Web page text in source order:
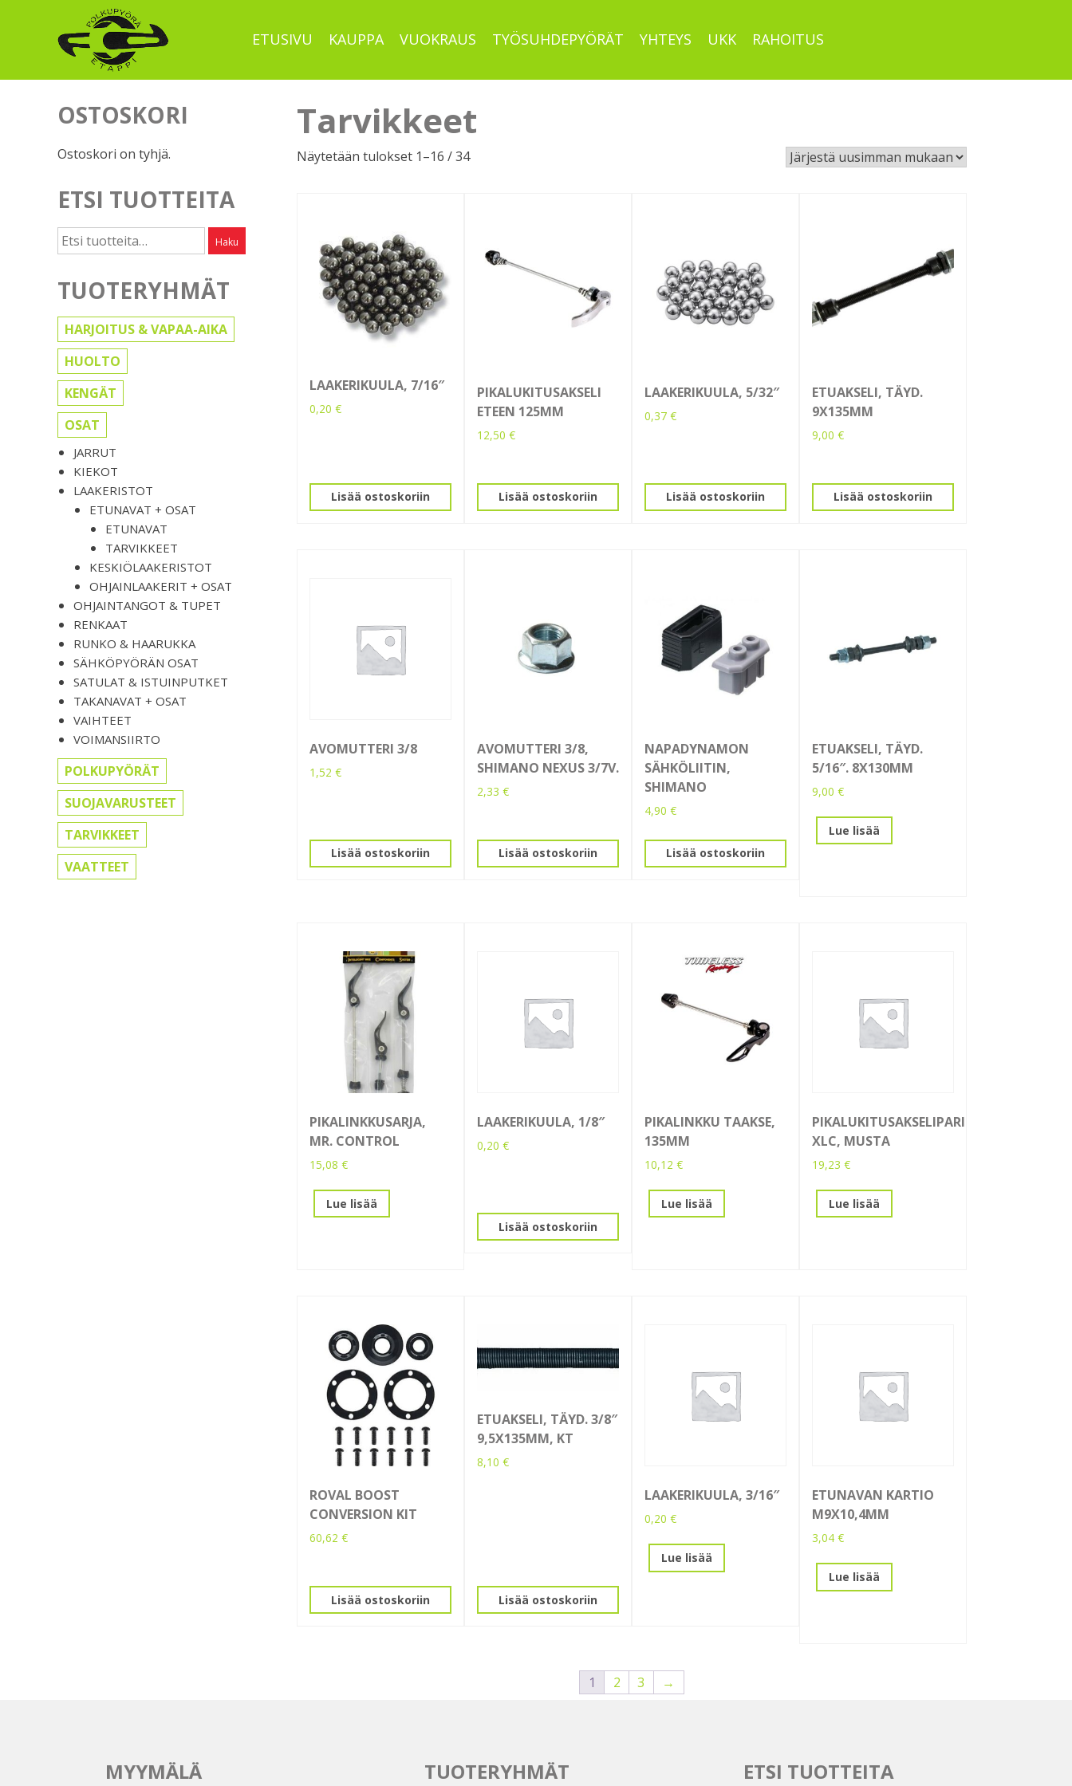
ETUSIVU KAUPPA VUOKRAUS TYÖSUHDEPYÖRÄT YHTEYS UKK RAHOITUS
OSTOSKORI
Ostoskori on tyhjä.
ETSI TUOTTEITA
Etsi: Haku
TUOTERYHMÄT
HARJOITUS & VAPAA-AIKA
HUOLTO
KENGÄT
OSAT
JARRUT
KIEKOT
LAAKERISTOT
ETUNAVAT + OSAT
ETUNAVAT
TARVIKKEET
KESKIÖLAAKERISTOT
OHJAINLAAKERIT + OSAT
OHJAINTANGOT & TUPET
RENKAAT
RUNKO & HAARUKKA
SÄHKÖPYÖRÄN OSAT
SATULAT & ISTUINPUTKET
TAKANAVAT + OSAT
VAIHTEET
VOIMANSIIRTO
POLKUPYÖRÄT
SUOJAVARUSTEET
TARVIKKEET
VAATTEET
Tarvikkeet
Näytetään tulokset 1–16 / 34Sorted
LAAKERIKUULA, 7/16″
0,20 €
Lisää ostoskoriin
PIKALUKITUSAKSELI
ETEEN 125MM
12,50 €
Lisää ostoskoriin
LAAKERIKUULA, 5/32″
0,37 €
Lisää ostoskoriin
ETUAKSELI, TÄYD.
9X135MM
9,00 €
Lisää ostoskoriin
AVOMUTTERI 3/8
1,52 €
Lisää ostoskoriin
AVOMUTTERI 3/8,
SHIMANO NEXUS 3/7V.
2,33 €
Lisää ostoskoriin
NAPADYNAMON
SÄHKÖLIITIN,
SHIMANO
4,90 €
Lisää ostoskoriin
ETUAKSELI, TÄYD.
5/16″. 8X130MM
9,00 €
Lue lisää
PIKALINKKUSARJA,
MR. CONTROL
15,08 €
Lue lisää
LAAKERIKUULA, 1/8″
0,20 €
Lisää ostoskoriin
PIKALINKKU TAAKSE,
135MM
10,12 €
Lue lisää
PIKALUKITUSAKSELIPARI
XLC, MUSTA
19,23 €
Lue lisää
ROVAL BOOST
CONVERSION KIT
60,62 €
Lisää ostoskoriin
ETUAKSELI, TÄYD. 3/8″
9,5X135MM, KT
8,10 €
Lisää ostoskoriin
LAAKERIKUULA, 3/16″
0,20 €
Lue lisää
ETUNAVAN KARTIO
M9X10,4MM
3,04 €
Lue lisää
1 2 3 →
MYYMÄLÄ TUOTERYHMÄT ETSI TUOTTEITA